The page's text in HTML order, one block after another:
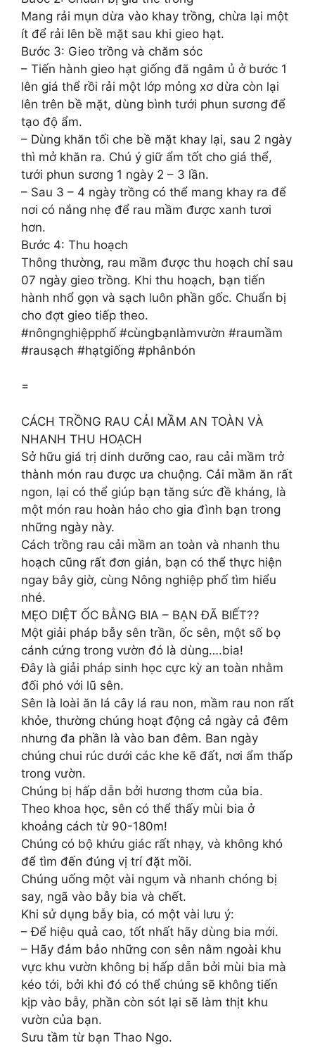
Mang rải mụn dừa vào khay trồng, chừa lại một
ít để rải lên bề mặt sau khi gieo hạt.
Bước 3: Gieo trồng và chăm sóc
– Tiến hành gieo hạt giống đã ngâm ủ ở bước 1
lên giá thể rồi rải một lớp mỏng xơ dừa còn lại
lên trên bề mặt, dùng bình tưới phun sương để
tạo độ ẩm.
– Dùng khăn tối che bề mặt khay lại, sau 2 ngày
thì mở khăn ra. Chú ý giữ ẩm tốt cho giá thể,
tưới phun sương 1 ngày 2 – 3 lần.
– Sau 3 – 4 ngày trồng có thể mang khay ra để
nơi có nắng nhẹ để rau mầm được xanh tươi
hơn.
Bước 4: Thu hoạch
Thông thường, rau mầm được thu hoạch chỉ sau
07 ngày gieo trồng. Khi thu hoạch, bạn tiến
hành nhổ gọn và sạch luôn phần gốc. Chuẩn bị
cho đợt gieo tiếp theo.
#nôngnghiệpphố #cùngbạnlàmvườn #raumầm
#rausạch #hạtgiống #phânbón
=
CÁCH TRỒNG RAU CẢI MẦM AN TOÀN VÀ
NHANH THU HOẠCH
Sở hữu giá trị dinh dưỡng cao, rau cải mầm trở
thành món rau được ưa chuộng. Cải mầm ăn rất
ngon, lại có thể giúp bạn tăng sức đề kháng, là
một món rau hoàn hảo cho gia đình bạn trong
những ngày này.
Cách trồng rau cải mầm an toàn và nhanh thu
hoạch cũng rất đơn giản, bạn có thể thực hiện
ngay bây giờ, cùng Nông nghiệp phố tìm hiểu
nhé.
MẸO DIỆT ỐC BẰNG BIA – BẠN ĐÃ BIẾT??
Một giải pháp bẫy sên trần, ốc sên, một số bọ
cánh cứng trong vườn đó là dùng….bia!
Đây là giải pháp sinh học cực kỳ an toàn nhằm
đối phó với lũ sên.
Sên là loài ăn lá cây lá rau non, mầm rau non rất
khỏe, thường chúng hoạt động cả ngày cả đêm
nhưng đa phần là vào ban đêm. Ban ngày
chúng chui rúc dưới các khe kẽ đất, nơi ẩm thấp
trong vườn.
Chúng bị hấp dẫn bởi hương thơm của bia.
Theo khoa học, sên có thể thấy mùi bia ở
khoảng cách từ 90-180m!
Chúng có bộ khứu giác rất nhạy, và không khó
để tìm đến đúng vị trí đặt mồi.
Chúng uống một vài ngụm và nhanh chóng bị
say, ngã vào bẫy bia và chết.
Khi sử dụng bẫy bia, có một vài lưu ý:
– Để hiệu quả cao, tốt nhất hãy dùng bia mới.
– Hãy đảm bảo những con sên nằm ngoài khu
vực khu vườn không bị hấp dẫn bởi mùi bia mà
kéo tới, bởi khi đó có thể chúng sẽ không tiến
kịp vào bẫy, phần còn sót lại sẽ làm thịt khu
vườn của bạn.
Sưu tầm từ bạn Thao Ngo.